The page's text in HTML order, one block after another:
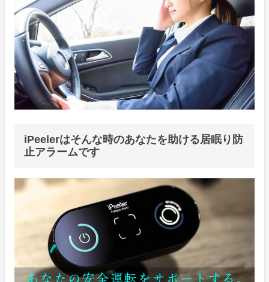
iPeelerはそんな時のあなたを助ける居眠り防
止アラームです